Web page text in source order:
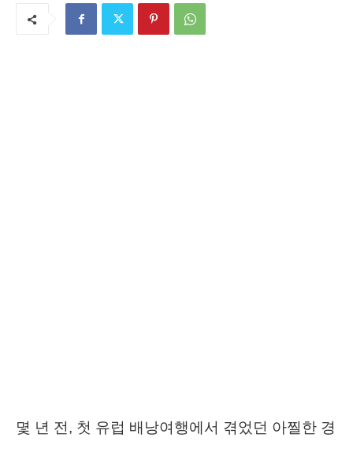
몇 년 전, 첫 유럽 배낭여행에서 겪었던 아찔한 경